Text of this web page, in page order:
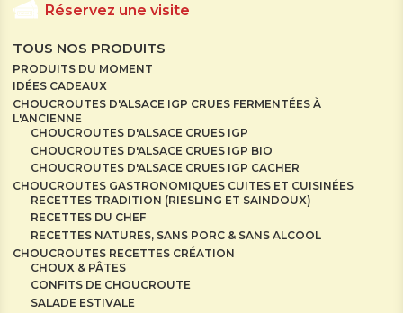
Réservez une visite
TOUS NOS PRODUITS
PRODUITS DU MOMENT
IDÉES CADEAUX
CHOUCROUTES D'ALSACE IGP CRUES FERMENTÉES À
L'ANCIENNE
CHOUCROUTES D'ALSACE CRUES IGP
CHOUCROUTES D'ALSACE CRUES IGP BIO
CHOUCROUTES D'ALSACE CRUES IGP CACHER
CHOUCROUTES GASTRONOMIQUES CUITES ET CUISINÉES
RECETTES TRADITION (RIESLING ET SAINDOUX)
RECETTES DU CHEF
RECETTES NATURES, SANS PORC & SANS ALCOOL
CHOUCROUTES RECETTES CRÉATION
CHOUX & PÂTES
CONFITS DE CHOUCROUTE
SALADE ESTIVALE